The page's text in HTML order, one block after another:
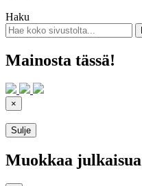
Haku
Mainosta tässä!
×
Sulje
Muokkaa julkaisua